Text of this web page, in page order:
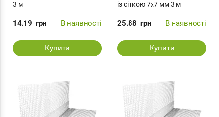
3 м
14.19 грн В наявності
Купити
із сіткою 7х7 мм 3 м
25.88 грн В наявності
Купити